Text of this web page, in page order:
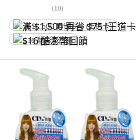
(10)
满 $1,500 再省 $75 (王道卡)
$16 酷澎幣回饋